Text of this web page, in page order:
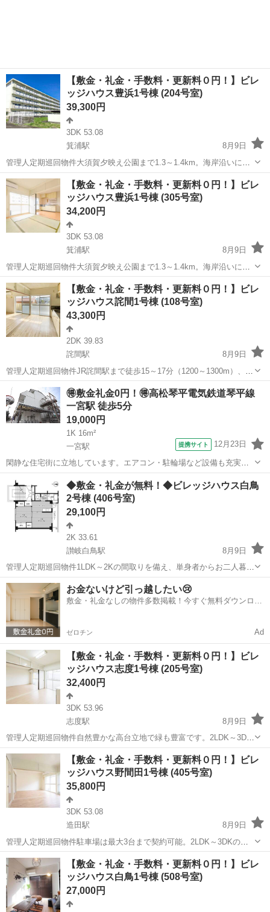
【敷金・礼金・手数料・更新料０円！】ビレ
ッジハウス豊浜1号棟 (204号室)
39,300円
3DK 53.08
箕浦駅
8月9日
管理人定期巡回物件大須賀夕映え公園まで1.3～1.4km。海岸沿いに位
置する公園で、夕方には海に沈む夕日を眺めることができる景観スポ
ットとして知られています。ペット飼育についてもご相談いただけま
す。フリーレント1ヶ月＋最大3...
香川 観音寺市 箕浦駅 アパート ビレッジハウス
【敷金・礼金・手数料・更新料０円！】ビレ
ッジハウス豊浜1号棟 (305号室)
34,200円
3DK 53.08
箕浦駅
8月9日
管理人定期巡回物件大須賀夕映え公園まで1.3～1.4km。海岸沿いに位
置する公園で、夕方には海に沈む夕日を眺めることができる景観スポ
ットとして知られています。ペット飼育についてもご相談いただけま
す。フリーレント1ヶ月＋最大3...
香川 観音寺市 箕浦駅 アパート 徒歩
【敷金・礼金・手数料・更新料０円！】ビレ
ッジハウス詫間1号棟 (108号室)
43,300円
2DK 39.83
詫間駅
8月9日
管理人定期巡回物件JR詫間駅まで徒歩15～17分（1200～1300m）、ス
ーパーまで徒歩4～6分（320～420m）。周辺には生活利便施設が整っ
ていて買い物に便利です。ペット飼育についてもご相談いただけま
す。新規入居限定！...
香川 三豊市 詫間駅 アパート
🉐敷金礼金0円！🉐高松琴平電気鉄道琴平線
一宮駅 徒歩5分
19,000円
1K 16m²
一宮駅
提携サイト 12月23日
閑静な住宅街に立地しています。エアコン・駐輪場など設備も充実し
ています。
香川 一宮駅 アパート
◆敷金・礼金が無料！◆ビレッジハウス白鳥
2号棟 (406号室)
29,100円
2K 33.61
讃岐白鳥駅
8月9日
管理人定期巡回物件1LDK～2Kの間取りを備え、単身者からお二人暮ら
しまで幅広いライフスタイルに対応可能な物件です。ペット飼育につ
いてもご相談いただけます。フリーレント1ヶ月＋最大3万円引越サポ
ートあり！敷金・礼金・更新料・...
香川 東かがわ市 讃岐白鳥駅 アパート
お金ないけど引っ越したい😢
敷金・礼金なしの物件多数掲載！今すぐ無料ダウンロー
ゼロチン Ad
【敷金・礼金・手数料・更新料０円！】ビレ
ッジハウス志度1号棟 (205号室)
32,400円
3DK 53.96
志度駅
8月9日
管理人定期巡回物件自然豊かな高台立地で緑も豊富です。2LDK～3DK
の間取りを備え、単身者からファミリーまで幅広いライフスタイルに
対応可能な物件です。ペット飼育についてもご相談いただけます。フ
リーレント1ヶ月＋最大3万円引越...
香川 さぬき市 志度駅 アパート ビレッジハウス
【敷金・礼金・手数料・更新料０円！】ビレ
ッジハウス野間田1号棟 (405号室)
35,800円
3DK 53.08
造田駅
8月9日
管理人定期巡回物件駐車場は最大3台まで契約可能。2LDK～3DKの間
取りを備え、単身の方からファミリー層まで幅広いライフスタイルに
対応しています。ペット飼育についてもご相談いただけます。フリー
レント1ヶ月＋最大3万円引越サポ...
香川 さぬき市 造田駅 アパート ビレッジハウス
【敷金・礼金・手数料・更新料０円！】ビレ
ッジハウス白鳥1号棟 (508号室)
27,000円